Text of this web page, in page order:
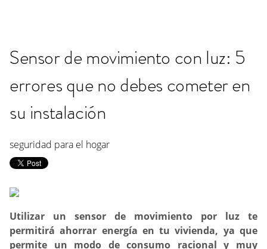
Sensor de movimiento con luz: 5
errores que no debes cometer en
su instalación
seguridad para el hogar
Utilizar un sensor de movimiento por luz te
permitirá ahorrar energía en tu vivienda, ya que
permite un modo de consumo racional y muy